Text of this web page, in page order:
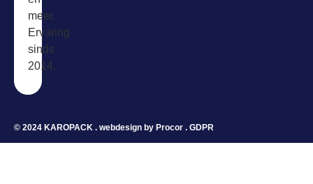
meer.
Ervaring
sinds
2014.
© 2024 KAROPACK . webdesign by Procor . GDPR